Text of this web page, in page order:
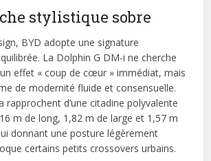
stylistique sobre
BYD adopte une signature
La Dolphin G DM-i ne cherche
effet « coup de cœur » immédiat, mais
de modernité fluide et consensuelle.
rapprochent d’une citadine polyvalente
m de long, 1,82 m de large et 1,57 m
donnant une posture légèrement
certains petits crossovers urbains.